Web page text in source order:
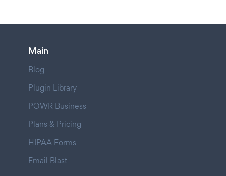
Main
Blog
Plugin Library
POWR Business
Plans & Pricing
HIPAA Forms
Email Blast